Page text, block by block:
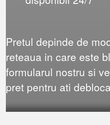
Pretul depinde de
reteaua in care este
formularul nostru si
pret pentru ati